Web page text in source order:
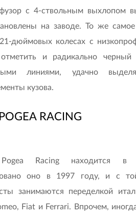
с 4-ствольным выхлопом
на заводе. То же
дюймовых колесах с
и радикально
линиями, удачно
кузова.
POGEA RACING
Racing находится в
оно в 1997 году, и с
занимаются переделкой
Fiat и Ferrari. Впрочем,